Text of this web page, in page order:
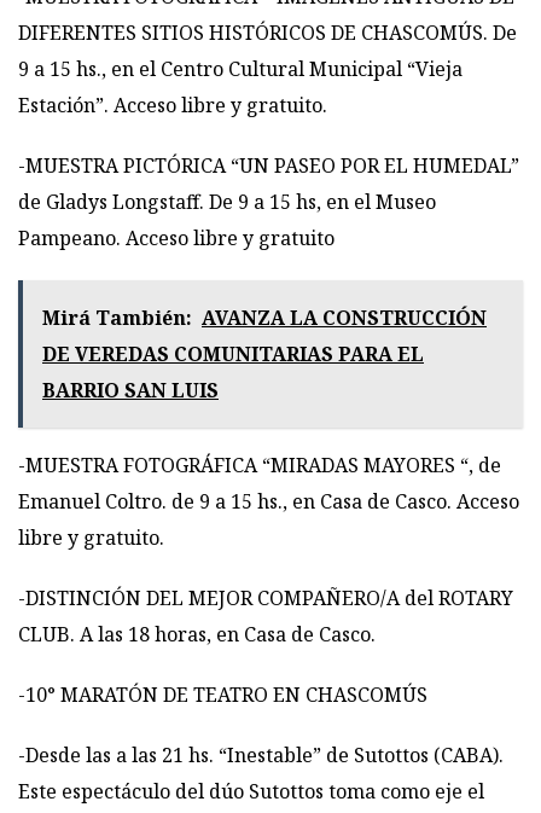
DIFERENTES SITIOS HISTÓRICOS DE CHASCOMÚS. De
9 a 15 hs., en el Centro Cultural Municipal “Vieja
Estación”. Acceso libre y gratuito.
-MUESTRA PICTÓRICA “UN PASEO POR EL HUMEDAL”
de Gladys Longstaff. De 9 a 15 hs, en el Museo
Pampeano. Acceso libre y gratuito
Mirá También: AVANZA LA CONSTRUCCIÓN
DE VEREDAS COMUNITARIAS PARA EL
BARRIO SAN LUIS
-MUESTRA FOTOGRÁFICA “MIRADAS MAYORES “, de
Emanuel Coltro. de 9 a 15 hs., en Casa de Casco. Acceso
libre y gratuito.
-DISTINCIÓN DEL MEJOR COMPAÑERO/A del ROTARY
CLUB. A las 18 horas, en Casa de Casco.
-10° MARATÓN DE TEATRO EN CHASCOMÚS
-Desde las a las 21 hs. “Inestable” de Sutottos (CABA).
Este espectáculo del dúo Sutottos toma como eje el